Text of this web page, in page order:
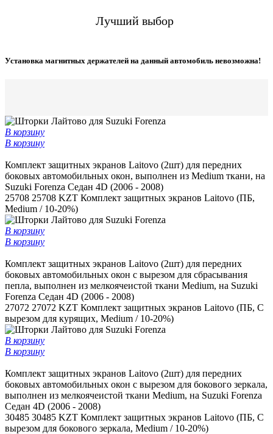
Лучший выбор
Установка магнитных держателей на данный автомобиль невозможна!
В корзину
В корзину
Комплект защитных экранов Laitovo (2шт) для передних
боковых автомобильных окон, выполнен из Medium ткани, на
Suzuki Forenza Седан 4D (2006 - 2008)
25708 25708 KZT Комплект защитных экранов Laitovo (ПБ,
Medium / 10-20%)
В корзину
В корзину
Комплект защитных экранов Laitovo (2шт) для передних
боковых автомобильных окон c вырезом для сбрасывания
пепла, выполнен из мелкоячеистой ткани Medium, на Suzuki
Forenza Седан 4D (2006 - 2008)
27072 27072 KZT Комплект защитных экранов Laitovo (ПБ, С
вырезом для курящих, Medium / 10-20%)
В корзину
В корзину
Комплект защитных экранов Laitovo (2шт) для передних
боковых автомобильных окон с вырезом для бокового зеркала,
выполнен из мелкоячеистой ткани Medium, на Suzuki Forenza
Седан 4D (2006 - 2008)
30485 30485 KZT Комплект защитных экранов Laitovo (ПБ, С
вырезом для бокового зеркала, Medium / 10-20%)